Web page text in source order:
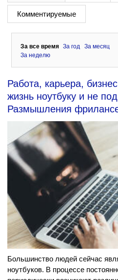
Комментируемые
За все время За год
За месяц
За неделю
Работа, карьера, бизнес
жизнь ноутбуку и не
Размышления
Большинство людей сейчас
ноутбуков. В процессе